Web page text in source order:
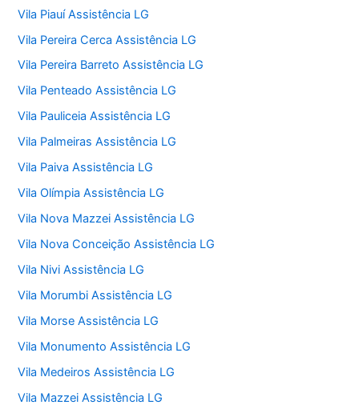
Vila Piauí Assistência LG
Vila Pereira Cerca Assistência LG
Vila Pereira Barreto Assistência LG
Vila Penteado Assistência LG
Vila Pauliceia Assistência LG
Vila Palmeiras Assistência LG
Vila Paiva Assistência LG
Vila Olímpia Assistência LG
Vila Nova Mazzei Assistência LG
Vila Nova Conceição Assistência LG
Vila Nivi Assistência LG
Vila Morumbi Assistência LG
Vila Morse Assistência LG
Vila Monumento Assistência LG
Vila Medeiros Assistência LG
Vila Mazzei Assistência LG